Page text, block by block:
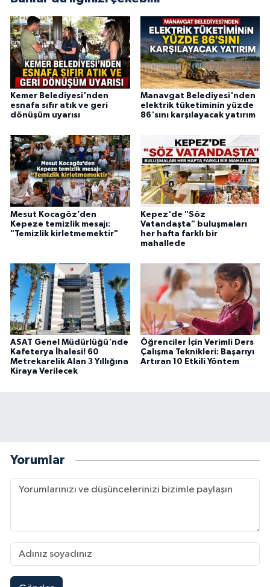
Kemer Belediyesi'nden
esnafa sıfır atık ve geri
dönüşüm uyarısı
Manavgat Belediyesi'nden
elektrik tüketiminin yüzde
86'sını karşılayacak yatırım
Mesut Kocagöz’den
Kepeze temizlik mesajı:
"Temizlik kirletmemektir"
Kepez'de "Söz
Vatandaşta" buluşmaları
her hafta farklı bir
mahallede
ASAT Genel Müdürlüğü'nde
Kafeterya İhalesi! 60
Metrekarelik Alan 3 Yıllığına
Kiraya Verilecek
Öğrenciler İçin Verimli Ders
Çalışma Teknikleri: Başarıyı
Artıran 10 Etkili Yöntem
Yorumlar